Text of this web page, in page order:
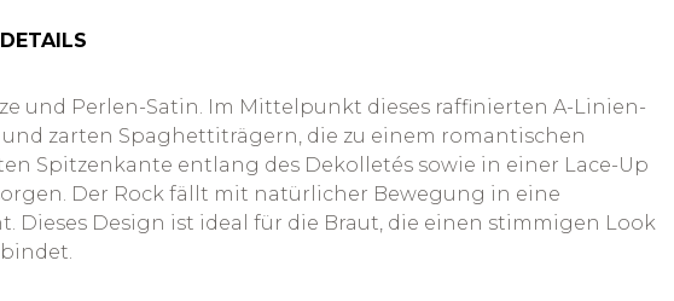
und Perlen-Satin. Im Mittelpunkt dieses raffinierten A-Linien-
zarten Spaghettiträgern, die zu einem romantischen
Spitzenkante entlang des Dekolletés sowie in einer Lace-Up
Der Rock fällt mit natürlicher Bewegung in eine
Dieses Design ist ideal für die Braut, die einen stimmigen Look